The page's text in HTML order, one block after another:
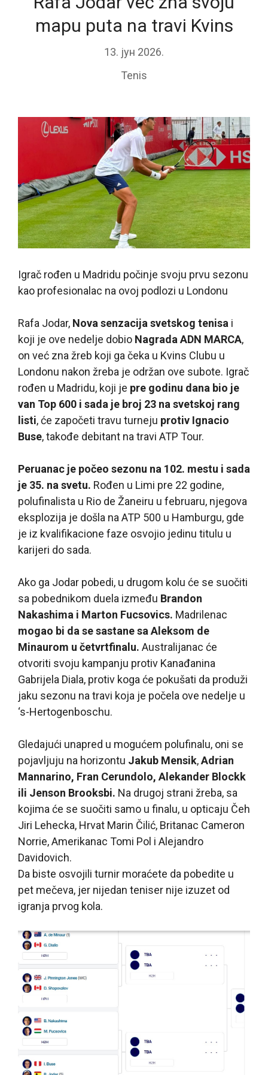
mapu puta na travi Kvins
13. јун 2026.
Tenis
Igrač rođen u Madridu počinje svoju prvu sezonu
kao profesionalac na ovoj podlozi u Londonu
Rafa Jodar, Nova senzacija svetskog tenisa i
koji je ove nedelje dobio Nagrada ADN MARCA,
on već zna žreb koji ga čeka u Kvins Clubu u
Londonu nakon žreba je održan ove subote. Igrač
rođen u Madridu, koji je pre godinu dana bio je
van Top 600 i sada je broj 23 na svetskoj rang
listi, će započeti travu turneju protiv Ignacio
Buse, takođe debitant na travi ATP Tour.
Peruanac je počeo sezonu na 102. mestu i sada
je 35. na svetu. Rođen u Limi pre 22 godine,
polufinalista u Rio de Žaneiru u februaru, njegova
eksplozija je došla na ATP 500 u Hamburgu, gde
je iz kvalifikacione faze osvojio jedinu titulu u
karijeri do sada.
Ako ga Jodar pobedi, u drugom kolu će se suočiti
sa pobednikom duela između Brandon
Nakashima i Marton Fucsovics. Madrilenac
mogao bi da se sastane sa Aleksom de
Minaurom u četvrtfinalu. Australijanac će
otvoriti svoju kampanju protiv Kanađanina
Gabrijela Diala, protiv koga će pokušati da produži
jaku sezonu na travi koja je počela ove nedelje u
‘s-Hertogenboschu.
Gledajući unapred u mogućem polufinalu, oni se
pojavljuju na horizontu Jakub Mensik,Adrian
Mannarino, Fran Cerundolo, Alekander Blockk
ili Jenson Brooksbi. Na drugoj strani žreba, sa
kojima će se suočiti samo u finalu, u opticaju Čeh
Jiri Lehecka, Hrvat Marin Čilić, Britanac Cameron
Norrie, Amerikanac Tomi Pol i Alejandro
Davidovich.
Da biste osvojili turnir moraćete da pobedite u
pet mečeva, jer nijedan teniser nije izuzet od
igranja prvog kola.